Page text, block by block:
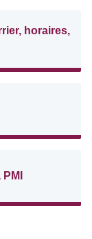
horaires,